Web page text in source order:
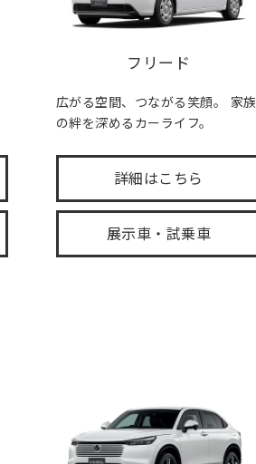
フリード
広がる空間、つながる笑顔。 家族
の絆を深めるカーライフ。
詳細はこちら
展示車・試乗車